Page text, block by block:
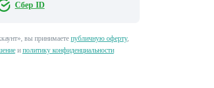
Сбер ID
вы принимаете публичную оферту,
и политику конфиденциальности